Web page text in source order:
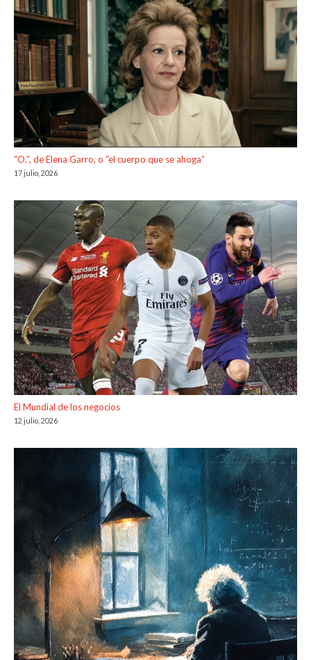
“O.”, de Elena Garro, o “el cuerpo que se ahoga”
17 julio, 2026
El Mundial de los negocios
12 julio, 2026